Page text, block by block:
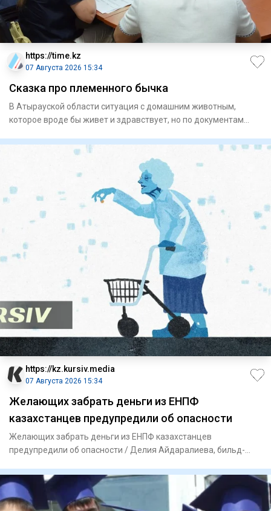
https://time.kz
07 Августа 2026 15:34
Сказка про племенного бычка
В Атырауской области ситуация с домашним животным,
которое вроде бы живет и здравствует, но по документам
https://kz.kursiv.media
07 Августа 2026 15:34
Желающих забрать деньги из ЕНПФ
казахстанцев предупредили об опасности
Желающих забрать деньги из ЕНПФ казахстанцев
предупредили об опасности / Делия Айдаралиева, бильд-